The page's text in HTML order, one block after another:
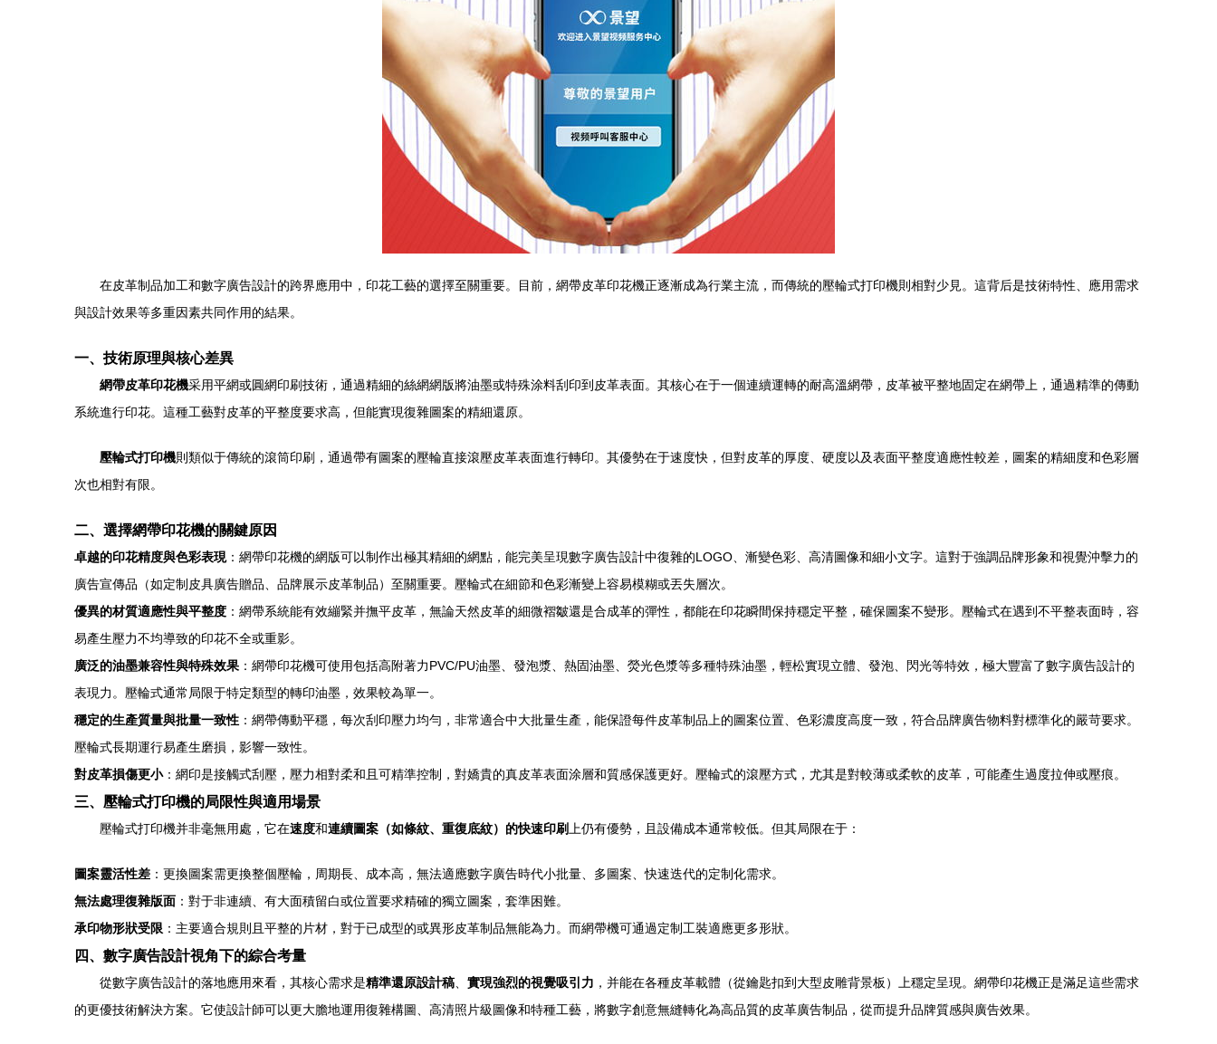
在皮革制品加工和數字廣告設計的跨界應用中，印花工藝的選擇至關重要。目前，網帶皮革印花機正逐漸成為行業主流，而傳統的壓輪式打印機則相對少見。這背后是技術特性、應用需求
與設計效果等多重因素共同作用的結果。
一、技術原理與核心差異
網帶皮革印花機采用平網或圓網印刷技術，通過精細的絲網網版將油墨或特殊涂料刮印到皮革表面。其核心在于一個連續運轉的耐高溫網帶，皮革被平整地固定在網帶上，通過精準的傳動
系統進行印花。這種工藝對皮革的平整度要求高，但能實現復雜圖案的精細還原。
壓輪式打印機則類似于傳統的滾筒印刷，通過帶有圖案的壓輪直接滾壓皮革表面進行轉印。其優勢在于速度快，但對皮革的厚度、硬度以及表面平整度適應性較差，圖案的精細度和色彩層
次也相對有限。
二、選擇網帶印花機的關鍵原因
卓越的印花精度與色彩表現：網帶印花機的網版可以制作出極其精細的網點，能完美呈現數字廣告設計中復雜的LOGO、漸變色彩、高清圖像和細小文字。這對于強調品牌形象和視覺沖擊力的
廣告宣傳品（如定制皮具廣告贈品、品牌展示皮革制品）至關重要。壓輪式在細節和色彩漸變上容易模糊或丟失層次。
優異的材質適應性與平整度 ：網帶系統能有效繃緊并撫平皮革，無論天然皮革的細微褶皺還是合成革的彈性，都能在印花瞬間保持穩定平整，確保圖案不變形。壓輪式在遇到不平整表面時，容
易產生壓力不均導致的印花不全或重影。
廣泛的油墨兼容性與特殊效果 ：網帶印花機可使用包括高附著力PVC/PU油墨、發泡漿、熱固油墨、熒光色漿等多種特殊油墨，輕松實現立體、發泡、閃光等特效，極大豐富了數字廣告設計的
表現力。壓輪式通常局限于特定類型的轉印油墨，效果較為單一。
穩定的生產質量與批量一致性 ：網帶傳動平穩，每次刮印壓力均勻，非常適合中大批量生產，能保證每件皮革制品上的圖案位置、色彩濃度高度一致，符合品牌廣告物料對標準化的嚴苛要求。
壓輪式長期運行易產生磨損，影響一致性。
對皮革損傷更小：網印是接觸式刮壓，壓力相對柔和且可精準控制，對嬌貴的真皮革表面涂層和質感保護更好。壓輪式的滾壓方式，尤其是對較薄或柔軟的皮革，可能產生過度拉伸或壓痕。
三、壓輪式打印機的局限性與適用場景
壓輪式打印機并非毫無用處，它在速度和連續圖案（如條紋、重復底紋）的快速印刷 上仍有優勢，且設備成本通常較低。但其局限在于：
圖案靈活性差 ：更換圖案需更換整個壓輪，周期長、成本高，無法適應數字廣告時代小批量、多圖案、快速迭代的定制化需求。
無法處理復雜版面 ：對于非連續、有大面積留白或位置要求精確的獨立圖案，套準困難。
承印物形狀受限 ：主要適合規則且平整的片材，對于已成型的或異形皮革制品無能為力。而網帶機可通過定制工裝適應更多形狀。
四、數字廣告設計視角下的綜合考量
從數字廣告設計的落地應用來看，其核心需求是精準還原設計稿 實現強烈的視覺吸引力 ，并能在各種皮革載體（從鑰匙扣到大型皮雕背景板）上穩定呈現。網帶印花機正是滿足這些需求
的更優技術解決方案。它使設計師可以更大膽地運用復雜構圖、高清照片級圖像和特種工藝，將數字創意無縫轉化為高品質的皮革廣告制品，從而提升品牌質感與廣告效果。